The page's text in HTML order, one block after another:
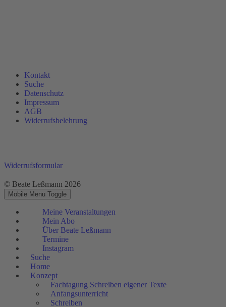
Kontakt
Suche
Datenschutz
Impressum
AGB
Widerrufsbelehrung
Widerrufsformular
© Beate Leßmann 2026
Mobile Menu Toggle
Meine Veranstaltungen
Mein Abo
Über Beate Leßmann
Termine
Instagram
Suche
Home
Konzept
Fachtagung Schreiben eigener Texte
Anfangsunterricht
Schreiben